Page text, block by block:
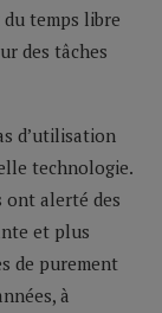
temps libre
des tâches
d’utilisation
technologie.
ont alerté des
et plus
de purement
à